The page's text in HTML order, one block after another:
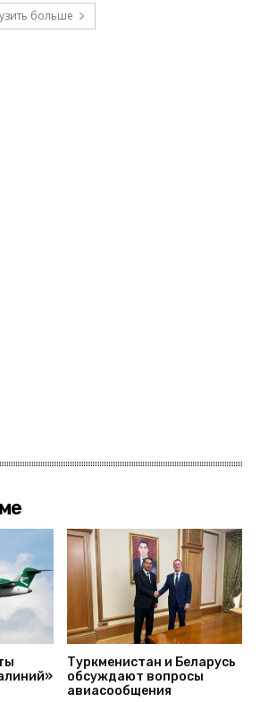
больше
Туркменистан и Беларусь
обсуждают вопросы
авиасообщения